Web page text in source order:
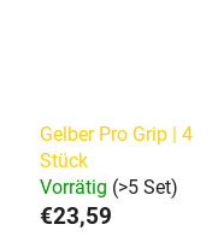
Gelber Pro Grip | 4
Stück
Vorrätig (>5 Set)
€23,59